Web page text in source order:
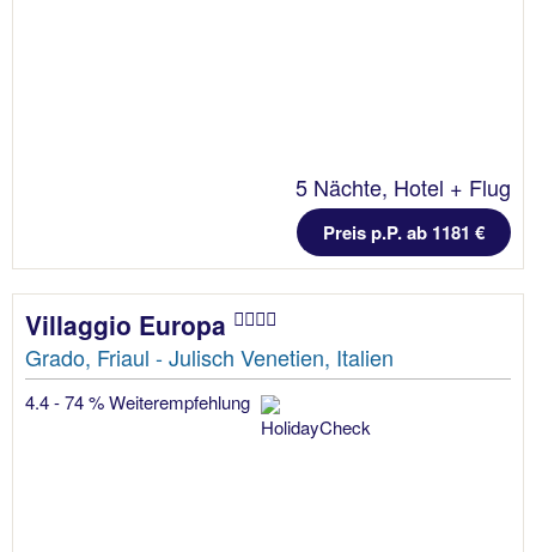
5 Nächte, Hotel + Flug
Preis p.P. ab 1181 €
Villaggio Europa
Grado, Friaul - Julisch Venetien, Italien
4.4 - 74 % Weiterempfehlung